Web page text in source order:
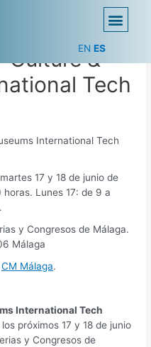
EN ES
&
Tech
International Tech
17 y 18 de junio de
Lunes 17: de 9 a
y Congresos de Málaga.
Málaga
CM Málaga.
International Tech
próximos 17 y 18 de junio
y Congresos de